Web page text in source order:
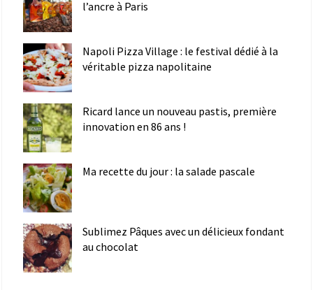
l’ancre à Paris
Napoli Pizza Village : le festival dédié à la
véritable pizza napolitaine
Ricard lance un nouveau pastis, première
innovation en 86 ans !
Ma recette du jour : la salade pascale
Sublimez Pâques avec un délicieux fondant
au chocolat